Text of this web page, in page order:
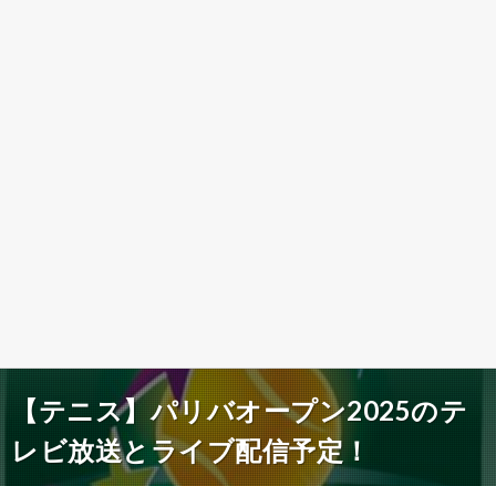
【テニス】パリバオープン2025のテ
レビ放送とライブ配信予定！